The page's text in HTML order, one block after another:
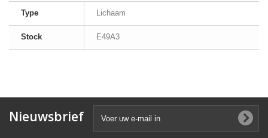
Type Lichaam
Stock E49A3
Nieuwsbrief